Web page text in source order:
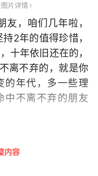
片详情
友，咱们几年啦，
2年的值得珍惜，
十年依旧还在的，
离不弃的，就是你
的年代，多一些理
中不离不弃的朋友
，忆起朋友所说的
如果你在痛苦的子
内容